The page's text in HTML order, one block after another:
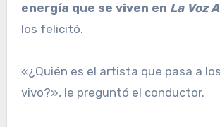
energía que se viven en La Voz
los felicitó.
«¿Quién es el artista que pasa a los shows en
vivo?», le preguntó el conductor.